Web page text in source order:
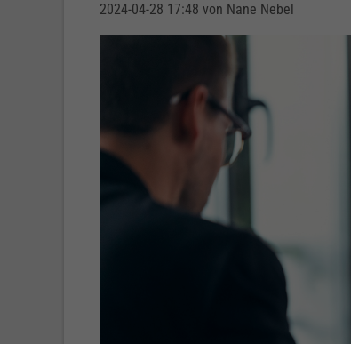
2024-04-28 17:48 von Nane Nebel